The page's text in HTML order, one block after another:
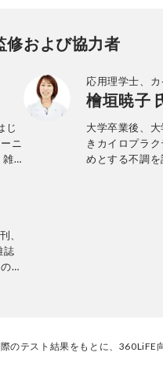
修および協力者
じ
ニ
雑
応用理学士、
檜垣暁子
大学卒業後、
きカイロプラ
めとする不調
、
誌
生
いテスト結果をもとに、360LiFE